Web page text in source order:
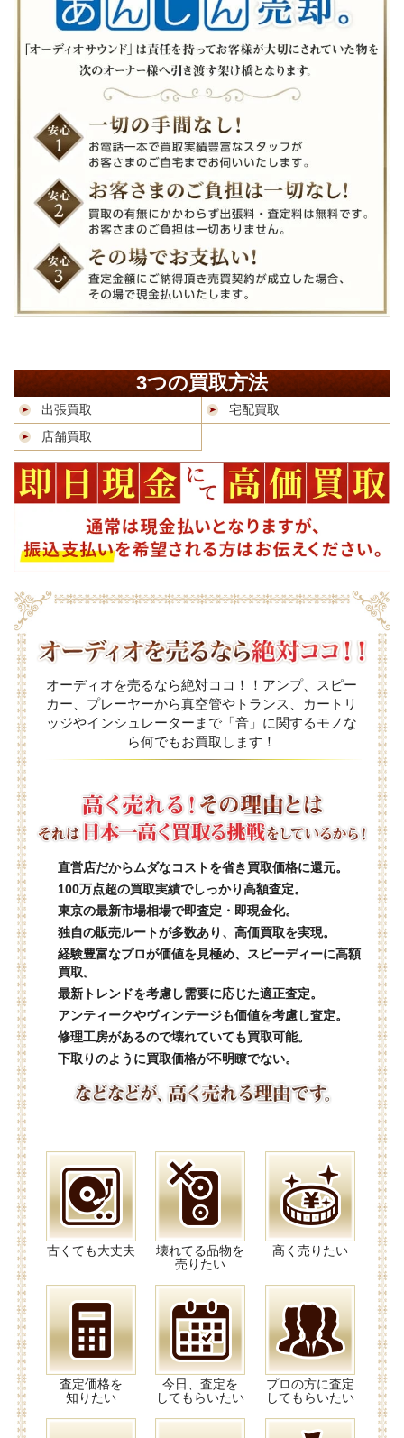
3つの買取方法
出張買取
宅配買取
店舗買取
オーディオを売るなら絶対ココ！！アンプ、スピー
カー、プレーヤーから真空管やトランス、カートリ
ッジやインシュレーターまで「音」に関するモノな
ら何でもお買取します！
直営店だからムダなコストを省き買取価格に還元。
100万点超の買取実績でしっかり高額査定。
東京の最新市場相場で即査定・即現金化。
独自の販売ルートが多数あり、高価買取を実現。
経験豊富なプロが価値を見極め、スピーディーに高額
買取。
最新トレンドを考慮し需要に応じた適正査定。
アンティークやヴィンテージも価値を考慮し査定。
修理工房があるので壊れていても買取可能。
下取りのように買取価格が不明瞭でない。
古くても大丈夫
壊れてる品物を
売りたい
高く売りたい
査定価格を
知りたい
今日、査定を
してもらいたい
プロの方に査定
してもらいたい